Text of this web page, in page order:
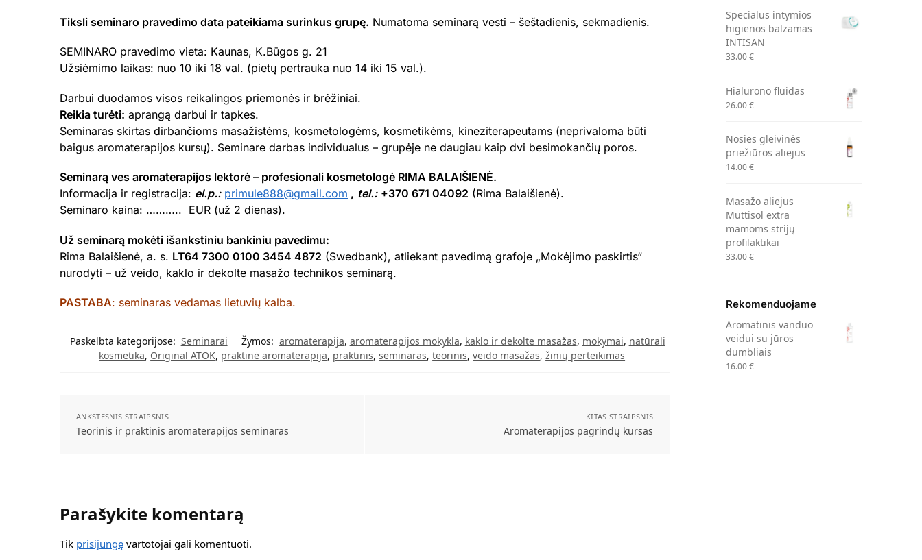
Tiksli seminaro pravedimo data pateikiama surinkus grupę. Numatoma seminarą vesti – šeštadienis, sekmadienis.
SEMINARO pravedimo vieta: Kaunas, K.Būgos g. 21
Užsiėmimo laikas: nuo 10 iki 18 val. (pietų pertrauka nuo 14 iki 15 val.).
Darbui duodamos visos reikalingos priemonės ir brėžiniai.
Reikia turėti: aprangą darbui ir tapkes.
Seminaras skirtas dirbančioms masažistėms, kosmetologėms, kosmetikėms, kineziterapeutams (neprivaloma būti
baigus aromaterapijos kursų). Seminare darbas individualus – grupėje ne daugiau kaip dvi besimokančių poros.
Seminarą ves aromaterapijos lektorė – profesionali kosmetologė RIMA BALAIŠIENĖ.
Informacija ir registracija: el.p.: primule888@gmail.com , tel.: +370 671 04092 (Rima Balaišienė).
Seminaro kaina: ……….. EUR (už 2 dienas).
Už seminarą mokėti išankstiniu bankiniu pavedimu:
Rima Balaišienė, a. s. LT64 7300 0100 3454 4872 (Swedbank), atliekant pavedimą grafoje „Mokėjimo paskirtis“
nurodyti – už veido, kaklo ir dekolte masažo technikos seminarą.
PASTABA: seminaras vedamas lietuvių kalba.
Paskelbta kategorijose: Seminarai Žymos: aromaterapija, aromaterapijos mokykla, kaklo ir dekolte masažas, mokymai, natūrali
kosmetika, Original ATOK, praktinė aromaterapija, praktinis,seminaras,teorinis,veido masažas,žinių perteikimas
ANKSTESNIS STRAIPSNIS
Teorinis ir praktinis aromaterapijos seminaras
KITAS STRAIPSNIS
Aromaterapijos pagrindų kursas
Parašykite komentarą
Tik prisijungę vartotojai gali komentuoti.
Specialus intymios
higienos balzamas
INTISAN
33.00€
Hialurono fluidas
26.00€
Nosies gleivinės
priežiūros aliejus
14.00€
Masažo aliejus
Muttisol extra
mamoms strijų
profilaktikai
33.00€
Rekomenduojame
Aromatinis vanduo
veidui su jūros
dumbliais
16.00€